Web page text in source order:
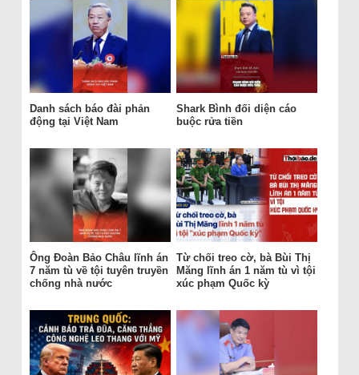
Danh sách báo đài phản
động tại Việt Nam
Shark Bình đối diện cáo
buộc rửa tiền
Ông Đoàn Bảo Châu lĩnh án
7 năm tù về tội tuyên truyền
chống nhà nước
Từ chối treo cờ, bà Bùi Thị
Măng lĩnh án 1 năm tù vì tội
xúc phạm Quốc kỳ